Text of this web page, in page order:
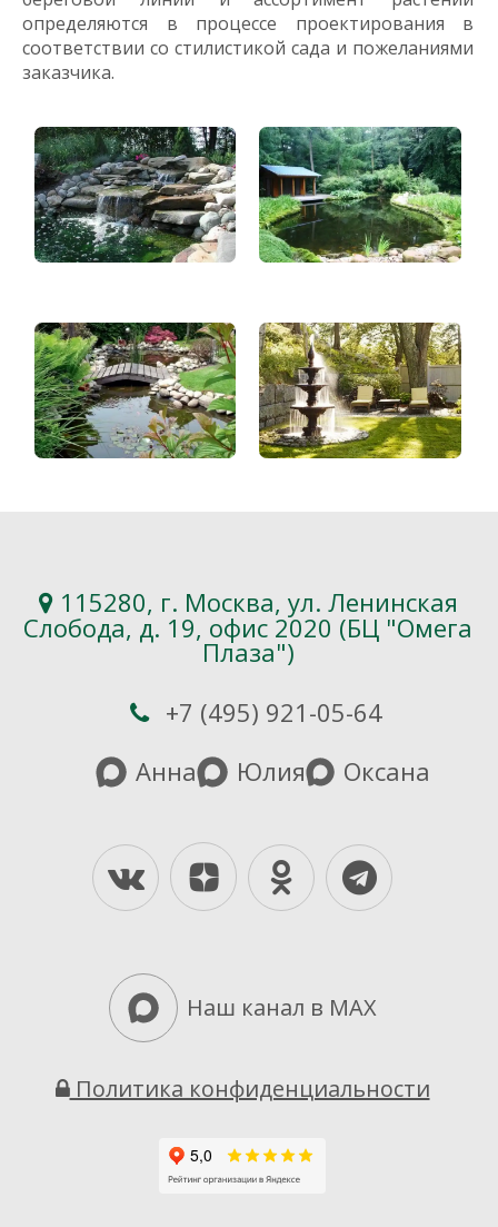
определяются в процессе проектирования в
соответствии со стилистикой сада и пожеланиями
заказчика.
115280, г. Москва, ул. Ленинская
Слобода, д. 19, офис 2020 (БЦ "Омега
Плаза")
+7 (495) 921-05-64
Анна
Юлия Оксана
VkontakteYandex-DzenOdnoklassniki
Наш канал в MAX
Политика конфиденциальности